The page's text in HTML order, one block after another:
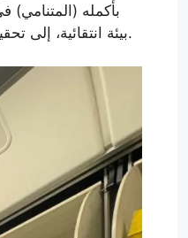
بأكمله (المتنامي)
بيئة انتقائية، إلى تحقيق مكاسب فورية بين إبداعه وإيجابيته وعينه على التقاط المشاهد على طول الطريق.